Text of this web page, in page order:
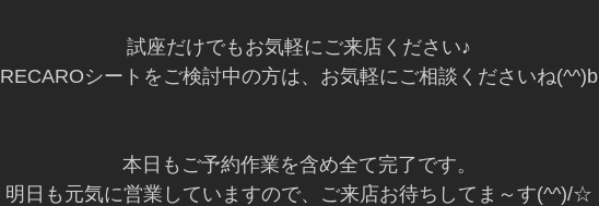
試座だけでもお気軽にご来店ください♪
RECAROシートをご検討中の方は、お気軽にご相談くださいね(^^)b
本日もご予約作業を含め全て完了です。
明日も元気に営業していますので、ご来店お待ちしてま～す(^^)/☆